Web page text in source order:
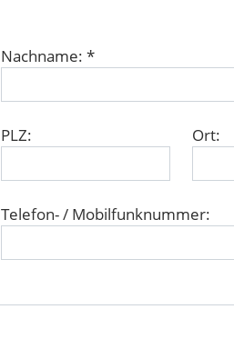
Nachname: *
PLZ: Ort:
Telefon- / Mobilfunknummer: